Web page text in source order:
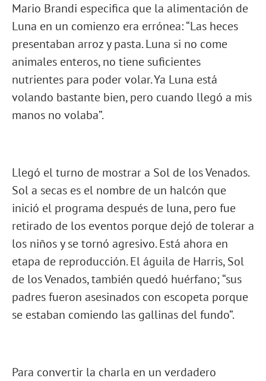
Mario Brandi especifica que la alimentación de
Luna en un comienzo era errónea: “Las heces
presentaban arroz y pasta. Luna si no come
animales enteros, no tiene suficientes
nutrientes para poder volar. Ya Luna está
volando bastante bien, pero cuando llegó a mis
manos no volaba”.
Llegó el turno de mostrar a Sol de los Venados.
Sol a secas es el nombre de un halcón que
inició el programa después de luna, pero fue
retirado de los eventos porque dejó de tolerar a
los niños y se tornó agresivo. Está ahora en
etapa de reproducción. El águila de Harris, Sol
de los Venados, también quedó huérfano; “sus
padres fueron asesinados con escopeta porque
se estaban comiendo las gallinas del fundo”.
Para convertir la charla en un verdadero